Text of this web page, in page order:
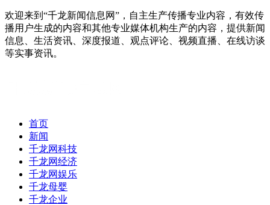
欢迎来到“千龙新闻信息网”，自主生产传播专业内容，有效传
播用户生成的内容和其他专业媒体机构生产的内容，提供新闻
信息、生活资讯、深度报道、观点评论、视频直播、在线访谈
等实事资讯。
首页
新闻
千龙网科技
千龙网经济
千龙网娱乐
千龙母婴
千龙企业